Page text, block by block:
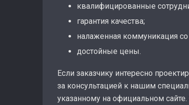
квалифицированные
гарантия качества;
налаженная коммуникация
достойные цены.
Если заказчику интересно
за консультацией к нашим
указанному на официальном